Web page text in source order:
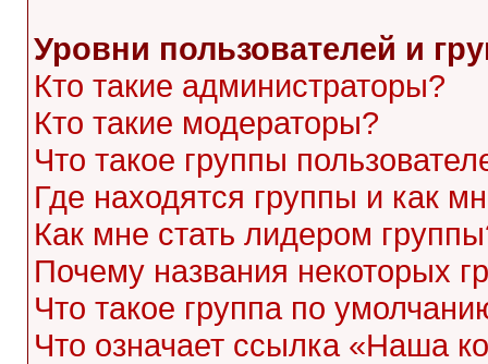
Уровни пользователей и
Кто такие администраторы?
Кто такие модераторы?
Что такое группы
Где находятся группы и как
Как мне стать лидером
Почему названия некоторых
Что такое группа по
Что означает ссылка «Наша